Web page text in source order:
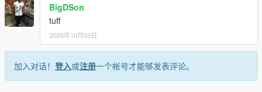
BigDSon
tuff
2025年10月03日
加入对话！ 登入或注册一个帐号才能够发表评论。